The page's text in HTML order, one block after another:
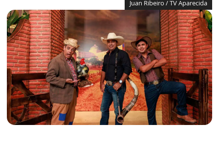
Juan Ribeiro / TV Aparecida